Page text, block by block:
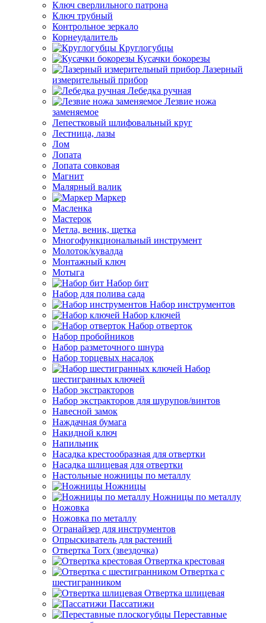
Ключ сверлильного патрона
Ключ трубный
Контрольное зеркало
Корнеудалитель
Круглогубцы
Кусачки бокорезы
Лазерный
измерительный прибор
Лебедка ручная
Лезвие ножа
заменяемое
Лепестковый шлифовальный круг
Лестница, лазы
Лом
Лопата
Лопата совковая
Магнит
Малярный валик
Маркер
Масленка
Мастерок
Метла, веник, щетка
Многофункциональный инструмент
Молоток/кувалда
Монтажный ключ
Мотыга
Набор бит
Набор для полива сада
Набор инструментов
Набор ключей
Набор отверток
Набор пробойников
Набор разметочного шнура
Набор торцевых насадок
Набор
шестигранных ключей
Набор экстракторов
Набор экстракторов для шурупов/винтов
Навесной замок
Наждачная бумага
Накидной ключ
Напильник
Насадка крестообразная для отвертки
Насадка шлицевая для отвертки
Настольные ножницы по металлу
Ножницы
Ножницы по металлу
Ножовка
Ножовка по металлу
Огранайзер для инструментов
Опрыскиватель для растений
Отвертка Torx (звездочка)
Отвертка крестовая
Отвертка с
шестигранником
Отвертка шлицевая
Пассатижи
Переставные